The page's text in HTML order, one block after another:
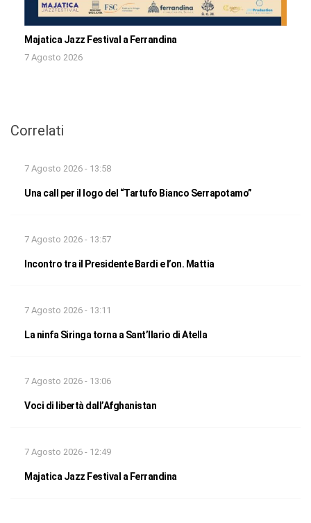
Majatica Jazz Festival a Ferrandina
7 Agosto 2026
Correlati
7 Agosto 2026 - 13:58
Una call per il logo del “Tartufo Bianco Serrapotamo”
7 Agosto 2026 - 13:57
Incontro tra il Presidente Bardi e l’on. Mattia
7 Agosto 2026 - 13:11
La ninfa Siringa torna a Sant’Ilario di Atella
7 Agosto 2026 - 13:06
Voci di libertà dall’Afghanistan
7 Agosto 2026 - 12:49
Majatica Jazz Festival a Ferrandina